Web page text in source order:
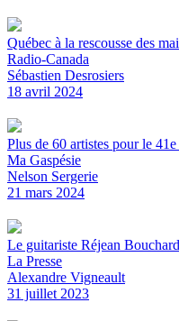
Québec à la rescousse des
Radio-Canada
Sébastien Desrosiers
18 avril 2024
Plus de 60 artistes pour le
Ma Gaspésie
Nelson Sergerie
21 mars 2024
Le guitariste Réjean
La Presse
Alexandre Vigneault
31 juillet 2023